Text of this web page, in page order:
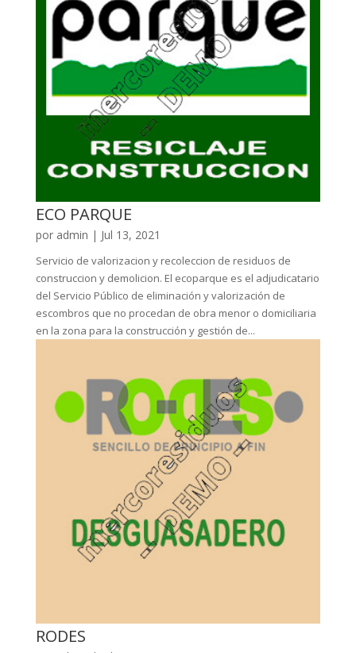
ECO PARQUE
por admin | Jul 13, 2021
Servicio de valorizacion y recoleccion de residuos de
construccion y demolicion. El ecoparque es el adjudicatario
del Servicio Público de eliminación y valorización de
escombros que no procedan de obra menor o domiciliaria
en la zona para la construcción y gestión de...
RODES